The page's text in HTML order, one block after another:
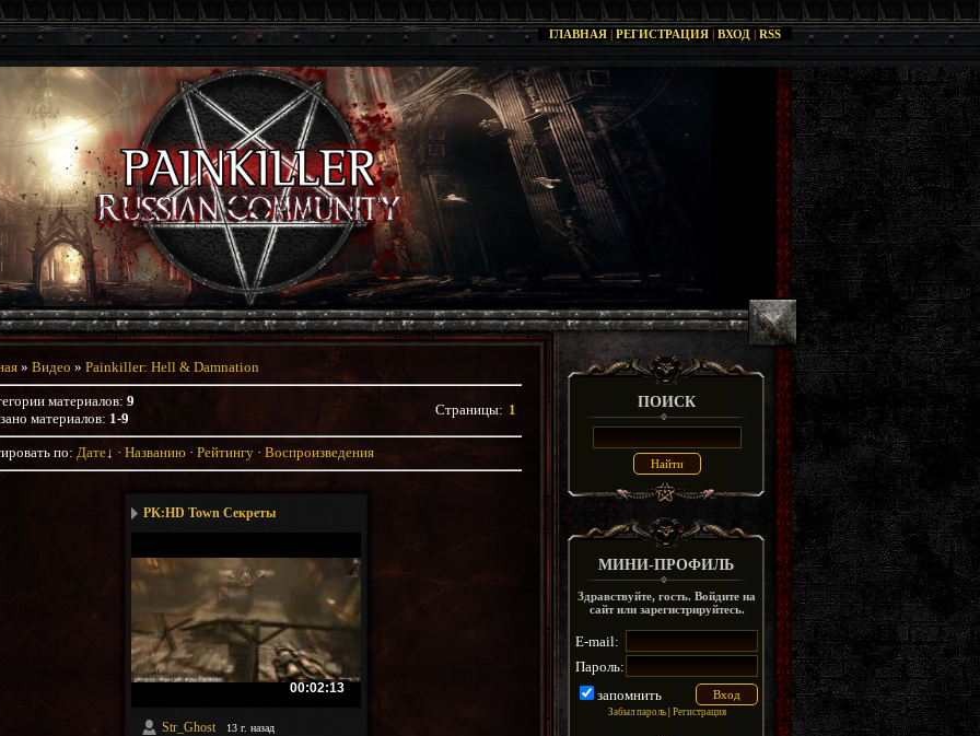
ГЛАВНАЯ | РЕГИСТРАЦИЯ | ВХОД | RSS
» Видео » Painkiller: Hell & Damnation
материалов: 9
материалов: 1-9
Страницы: 1
по: Дате↓ · Названию · Рейтингу · Воспроизведения
PK:HD Town Секреты
00:02:13
Str_Ghost 13 г. назад
ПОИСК
МИНИ-ПРОФИЛЬ
Здравствуйте, гость. Войдите на
сайт или зарегистрируйтесь.
E-mail:
Пароль:
запомнить
Забыл пароль| Регистрация